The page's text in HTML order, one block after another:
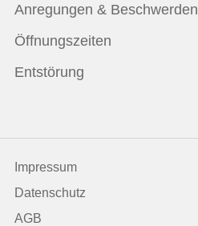
Anregungen & Beschwerden
Öffnungszeiten
Entstörung
Impressum
Datenschutz
AGB